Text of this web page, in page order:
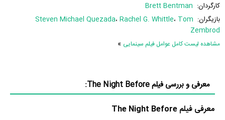
کارگردان: Brett Bentman
بازیگران:
Steven Michael Quezada، Rachel G. Whittle، Tom
Zembrod
مشاهده لیست کامل عوامل فیلم سینمایی »
معرفی و بررسی فیلم The Night Before:
معرفی فیلم The Night Before